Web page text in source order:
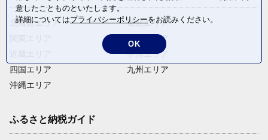
北海道エリア
四国エリア
沖縄エリア
東北エリア
中部エリア
中国エリア
九州エリア
ふるさと納税ガイド
意したことものといたします。
詳細についてはプライバシーポリシーをお読みください。
OK